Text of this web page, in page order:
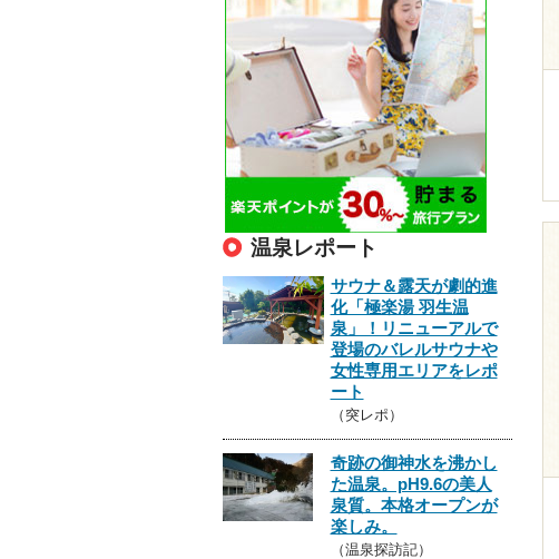
温泉レポート
サウナ＆露天が劇的進
化「極楽湯 羽生温
泉」！リニューアルで
登場のバレルサウナや
女性専用エリアをレポ
ート
（突レポ）
奇跡の御神水を沸かし
た温泉。pH9.6の美人
泉質。本格オープンが
楽しみ。
（温泉探訪記）